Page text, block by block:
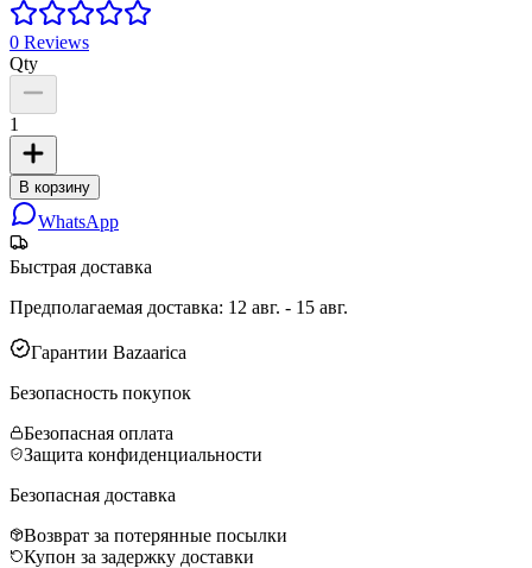
0 Reviews
Qty
1
В корзину
WhatsApp
Быстрая доставка
Предполагаемая доставка: 12 авг. - 15 авг.
Гарантии Bazaarica
Безопасность покупок
Безопасная оплата
Защита конфиденциальности
Безопасная доставка
Возврат за потерянные посылки
Купон за задержку доставки